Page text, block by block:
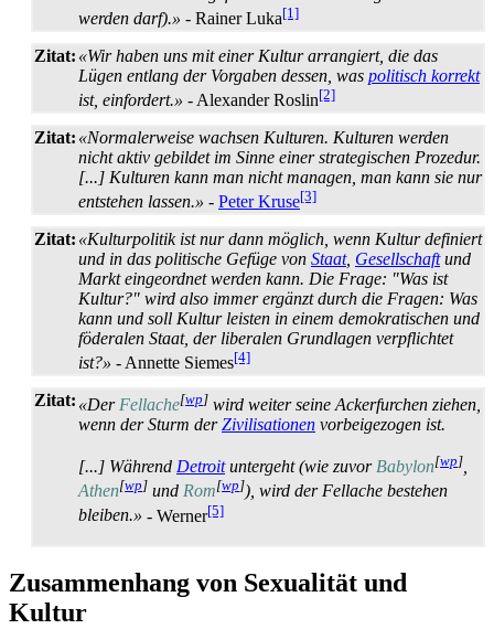
werden darf).» - Rainer Luka[1]
Zitat: «Wir haben uns mit einer Kultur arrangiert, die das
Lügen entlang der Vorgaben dessen, was politisch korrekt
ist, einfordert.» - Alexander Roslin[2]
Zitat: «Normalerweise wachsen Kulturen. Kulturen werden
nicht aktiv gebildet im Sinne einer strategischen Prozedur.
[...] Kulturen kann man nicht managen, man kann sie nur
entstehen lassen.» - Peter Kruse[3]
Zitat: «Kulturpolitik ist nur dann möglich, wenn Kultur definiert
und in das politische Gefüge von Staat, Gesellschaftund
Markt eingeordnet werden kann. Die Frage: "Was ist
Kultur?" wird also immer ergänzt durch die Fragen: Was
kann und soll Kultur leisten in einem demokratischen und
föderalen Staat, der liberalen Grundlagen verpflichtet
ist?» - Annette Siemes[4]
Zitat: «Der Fellache[wp] wird weiter seine Acker­furchen ziehen,
wenn der Sturm derZivilisationen vorbeigezogen ist.
[...] Während Detroituntergeht (wie zuvor Babylon[wp]
Athen[wp] und Rom[wp]), wird der Fellache bestehen
bleiben.» - Werner[5]
Zusammenhang von Sexualität und
Kultur